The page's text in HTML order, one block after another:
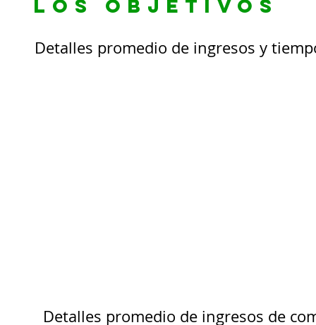
LOS OBJETIVOS
Detalles promedio de ingresos y
Detalles promedio de ingresos de